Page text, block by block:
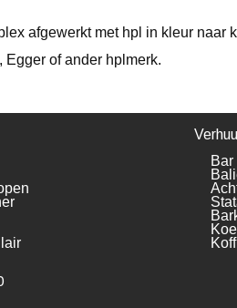
afgewerkt met hpl in kleur naar
Egger of ander hplmerk.
Bar